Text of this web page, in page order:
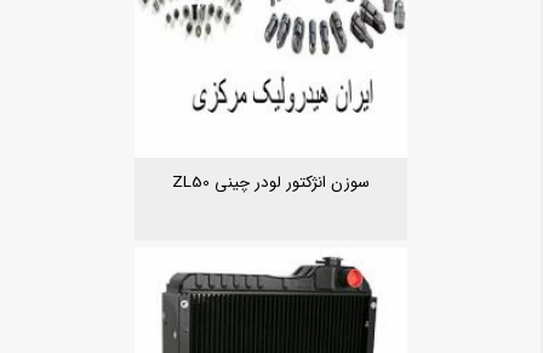
سوزن انژکتور لودر چینی ZL50